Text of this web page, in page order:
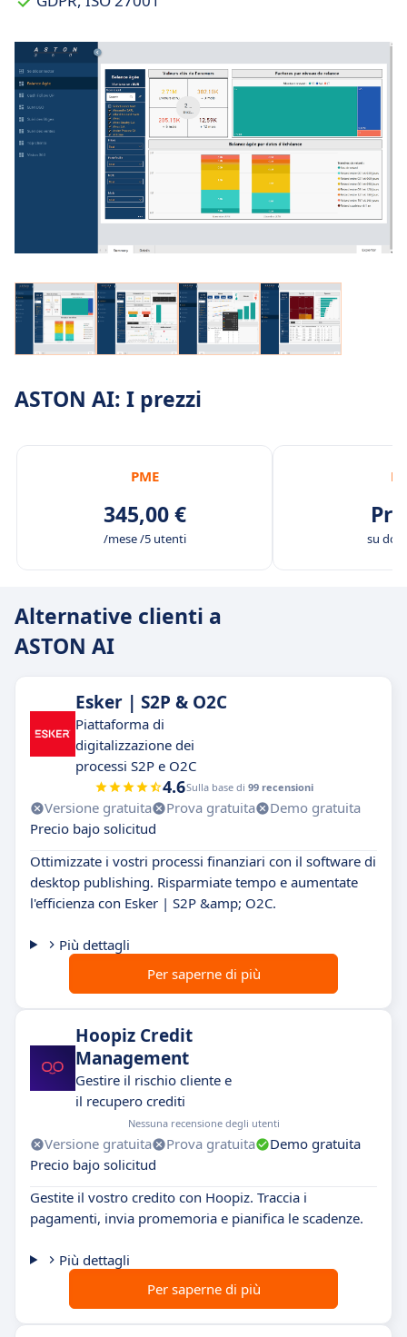
ASTON AI: I prezzi
PME
345,00 €
/mese /5 utenti su
Alternative clienti a
ASTON AI
Esker | S2P & O2C
Piattaforma di
digitalizzazione dei
processi S2P e O2C
4.6Sulla base di 99 recensioni
Versione gratuita Prova gratuita
Demo gratuita
Precio bajo solicitud
Ottimizzate i vostri processi finanziari con il software di
desktop publishing. Risparmiate tempo e aumentate
l'efficienza con Esker | S2P &amp; O2C.
Più dettagli
Per saperne di più
Hoopiz Credit
Management
Gestire il rischio cliente e
il recupero crediti
Nessuna recensione degli utenti
Versione gratuita Prova gratuita
Demo gratuita
Precio bajo solicitud
Gestite il vostro credito con Hoopiz. Traccia i
pagamenti, invia promemoria e pianifica le scadenze.
Più dettagli
Per saperne di più